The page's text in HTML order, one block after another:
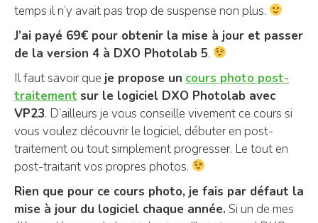
temps il n’y avait pas trop de suspense non plus.
J’ai payé 69€ pour obtenir la mise à jour et passer
de la version 4 à DXO Photolab 5.
Il faut savoir que je propose un cours photo post-
traitement sur le logiciel DXO Photolab avec
VP23. D’ailleurs je vous conseille vivement ce cours si
vous voulez découvrir le logiciel, débuter en post-
traitement ou tout simplement progresser. Le tout en
post-traitant vos propres photos.
Rien que pour ce cours photo, je fais par défaut la
mise à jour du logiciel chaque année. Si un de mes